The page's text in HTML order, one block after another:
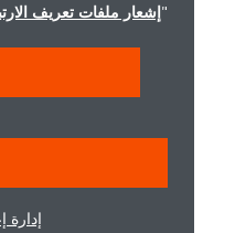
إشعار ملفات تعريف الارتباط"
إدارة